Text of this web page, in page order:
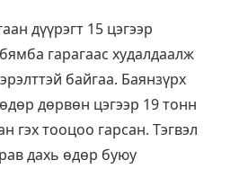
дүүрэгт 15 цэгээр
гарагаас худалдаалж
байгаа. Баянзүрх
дөрвөн цэгээр 19 тонн
гэх тооцоо гарсан. Тэгвэл
дахь өдөр буюу